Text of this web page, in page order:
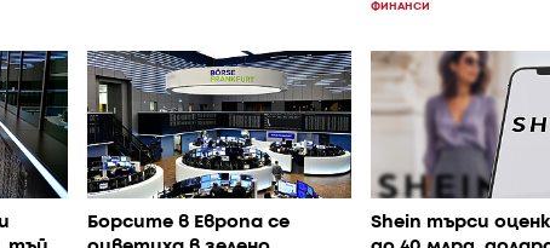
ФИНАНСИ
Борсите в Европа се
Shein търси